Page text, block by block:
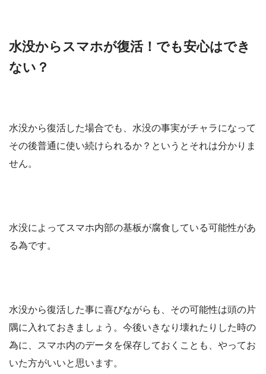
水没からスマホが復活！でも安心はでき
ない？
水没から復活した場合でも、水没の事実がチャラになって
その後普通に使い続けられるか？というとそれは分かりま
せん。
水没によってスマホ内部の基板が腐食している可能性があ
る為です。
水没から復活した事に喜びながらも、その可能性は頭の片
隅に入れておきましょう。今後いきなり壊れたりした時の
為に、スマホ内のデータを保存しておくことも、やってお
いた方がいいと思います。